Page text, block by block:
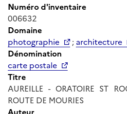
Numéro d'inventaire
006632
Domaine
photographie
; architecture
Dénomination
carte postale
Titre
AUREILLE - ORATOIRE ST
ROUTE DE MOURIES